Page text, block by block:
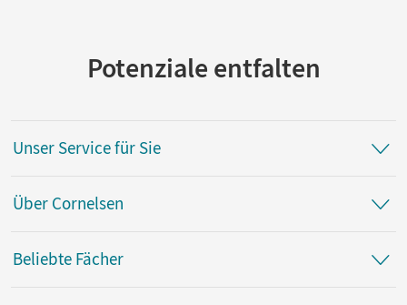
Potenziale entfalten
Unser Service für Sie
Über Cornelsen
Beliebte Fächer